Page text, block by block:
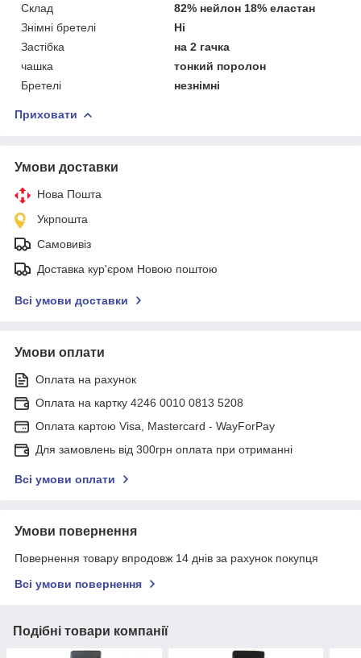
Склад
82% нейлон 18% еластан
Знімні бретелі
Ні
Застібка
на 2 гачка
чашка
тонкий поролон
Бретелі
незнімні
Приховати
Умови доставки
Нова Пошта
Укрпошта
Самовивіз
Доставка кур'єром Новою поштою
Всі умови доставки
Умови оплати
Оплата на рахунок
Оплата на картку 4246 0010 0813 5208
Оплата картою Visa, Mastercard - WayForPay
Для замовлень від 300грн оплата при отриманні
Всі умови оплати
Умови повернення
Повернення товару впродовж 14 днів за рахунок покупця
Всі умови повернення
Подібні товари компанії